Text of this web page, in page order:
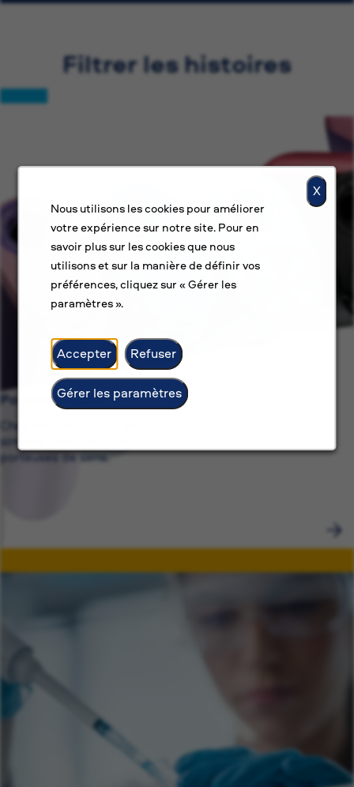
X
Nous utilisons les cookies pour améliorer
votre expérience sur notre site. Pour en
savoir plus sur les cookies que nous
utilisons et sur la manière de définir vos
préférences, cliquez sur « Gérer les
paramètres ».
Accepter Refuser
Gérer les paramètres
Filtrer les histoires
Pourquoi BAT ?
Chez BAT, nous nous engageons pour bien plus que de
simples emplois — nous sommes dédiés à des carrières
porteuses de sens.